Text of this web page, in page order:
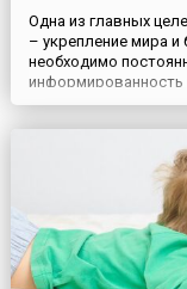
Одна из главных
– укрепление мира и
необходимо
информированность
содействия мировой
согласно которой
Международный